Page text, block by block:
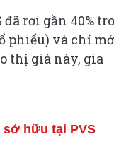
rơi gần 40%
phiếu) và chỉ
thị giá này, gia
sở hữu tại PVS